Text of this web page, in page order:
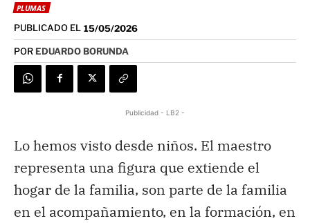
PLUMAS
PUBLICADO EL 15/05/2026
POR EDUARDO BORUNDA
Publicidad - LB2 -
Lo hemos visto desde niños. El maestro
representa una figura que extiende el
hogar de la familia, son parte de la familia
en el acompañamiento, en la formación, en